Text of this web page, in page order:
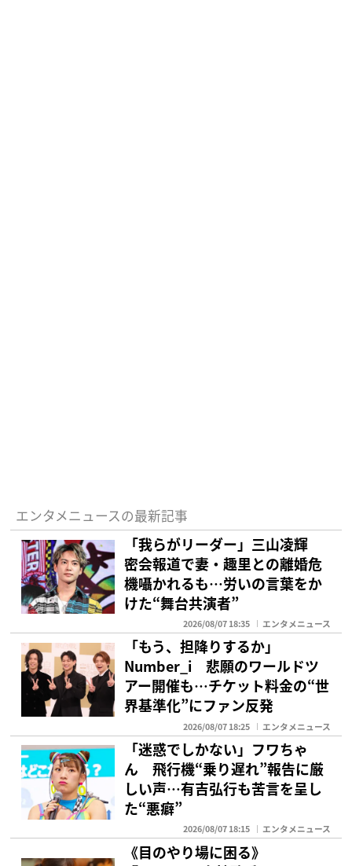
エンタメニュースの最新記事
「我らがリーダー」三山凌輝
密会報道で妻・趣里との離婚危
機囁かれるも…労いの言葉をか
けた“舞台共演者”
2026/08/07 18:35 エンタメニュース
「もう、担降りするか」
Number_i 悲願のワールドツ
アー開催も…チケット料金の“世
界基準化”にファン反発
2026/08/07 18:25 エンタメニュース
「迷惑でしかない」フワちゃ
ん 飛行機“乗り遅れ”報告に厳
しい声…有吉弘行も苦言を呈し
た“悪癖”
2026/08/07 18:15 エンタメニュース
《目のやり場に困る》